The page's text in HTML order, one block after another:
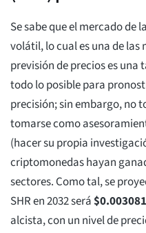
Se sabe que el mercado de
volátil, lo cual es una de las
previsión de precios es
todo lo posible para
precisión; sin embargo, no
tomarse como
(hacer su propia
criptomonedas hayan
sectores. Como tal, se
SHR en 2032 será$0.003081
alcista, con un nivel de